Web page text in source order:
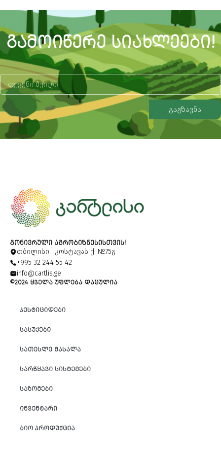
ᲒᲐᲛᲝᲘᲬᲔᲠᲔ ᲡᲘᲐᲮᲚᲔᲔᲑᲘ!
გაგზავნა
Alternative:
ᲒᲝᲜᲘᲕᲠᲣᲚᲘ ᲐᲒᲠᲝᲑᲘᲖᲜᲔᲡᲘᲡᲗᲕᲘᲡ!
თბილისი: კოსტავას ქ. №75გ
+995 32 244 55 42
info@cartlis.ge
©2024 ᲧᲕᲔᲚᲐ ᲣᲤᲚᲔᲑᲐ ᲓᲐᲪᲣᲚᲘᲐ
ᲞᲔᲡᲢᲘᲪᲘᲓᲔᲑᲘ
ᲡᲐᲡᲣᲥᲔᲑᲘ
ᲡᲐᲗᲔᲡᲚᲔ ᲛᲐᲡᲐᲚᲐ
ᲡᲐᲠᲬᲧᲐᲕᲘ ᲡᲘᲡᲢᲔᲛᲔᲑᲘ
ᲡᲐᲖᲝᲛᲔᲑᲘ
ᲘᲜᲕᲔᲜᲢᲐᲠᲘ
ᲑᲘᲝ ᲞᲠᲝᲓᲣᲥᲪᲘᲐ